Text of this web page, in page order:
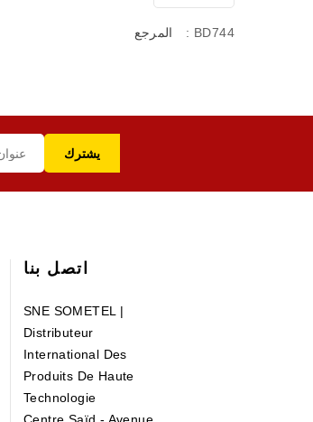
المرجع : BD744
اتصل بنا
SNE SOMETEL |
Distributeur
International Des
Produits De Haute
Technologie